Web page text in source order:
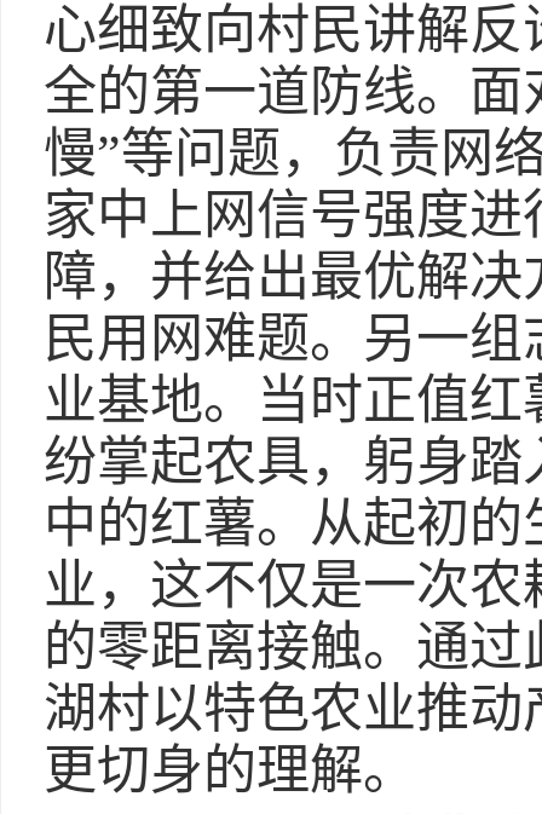
心细致向村民讲解
全的第一道防线。
慢”等问题，负责网
家中上网信号强度
障，并给出最优解
民用网难题。另一
业基地。当时正值
纷掌起农具，躬身
中的红薯。从起初
业，这不仅是一次
的零距离接触。通
湖村以特色农业推
更切身的理解。